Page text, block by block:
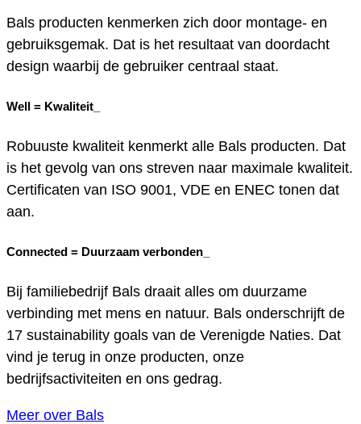
Bals producten kenmerken zich door montage- en
gebruiksgemak. Dat is het resultaat van doordacht
design waarbij de gebruiker centraal staat.
Well = Kwaliteit_
Robuuste kwaliteit kenmerkt alle Bals producten. Dat
is het gevolg van ons streven naar maximale kwaliteit.
Certificaten van ISO 9001, VDE en ENEC tonen dat
aan.
Connected = Duurzaam verbonden_
Bij familiebedrijf Bals draait alles om duurzame
verbinding met mens en natuur. Bals onderschrijft de
17 sustainability goals van de Verenigde Naties. Dat
vind je terug in onze producten, onze
bedrijfsactiviteiten en ons gedrag.
Meer over Bals